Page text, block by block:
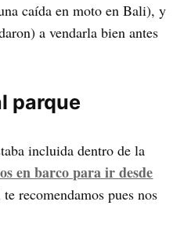
caída en moto en Bali), y
a vendarla bien antes
parque
incluida dentro de la
en barco para ir desde
recomendamos pues nos